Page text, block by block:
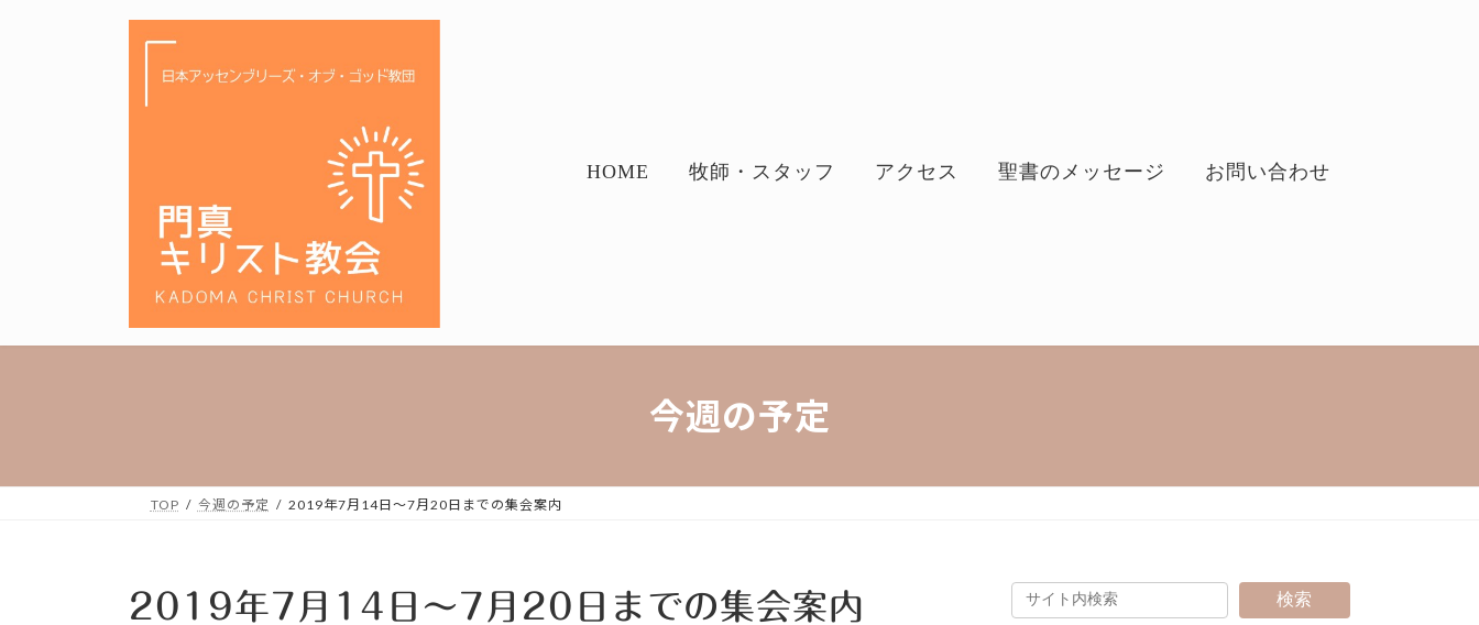
HOME 牧師・スタッフ アクセス 聖書のメッセージ お問い合わせ
今週の予定
TOP 今週の予定 2019年7月14日～7月20日までの集会案内
2019年7月14日～7月20日までの集会案内 検索